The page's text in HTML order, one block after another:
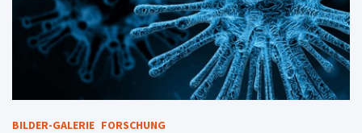
BILDER-GALERIE FORSCHUNG